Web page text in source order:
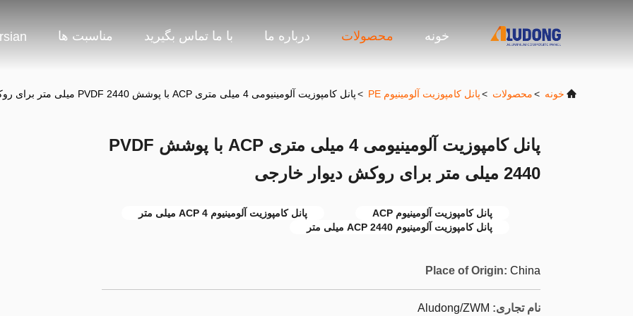
خونه محصولات درباره ما با ما تماس بگیرید مناسبت ها
خونه >محصولات >پانل کامپوزیت آلومینیوم PE >پانل کامپوزیت آلومینیومی 4 میلی متری ACP با پوشش PVDF 2440 میلی متر برای روکش دیوار خارجی
پانل کامپوزیت آلومینیومی 4 میلی متری ACP با پوشش PVDF
2440 میلی متر برای روکش دیوار خارجی
پانل کامپوزیت آلومینیوم ACP
پانل کامپوزیت آلومینیوم ACP 4 میلی متر
پانل کامپوزیت آلومینیوم ACP 2440 میلی متر
Place of Origin: China
نام تجاری: Aludong/ZWM